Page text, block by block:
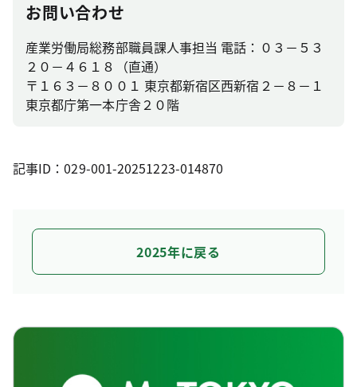
お問い合わせ
産業労働局総務部職員課人事担当 電話：０３－５３
２０－４６１８（直通）
〒１６３－８００１ 東京都新宿区西新宿２－８－１
東京都庁第一本庁舎２０階
記事ID：029-001-20251223-014870
2025年に戻る